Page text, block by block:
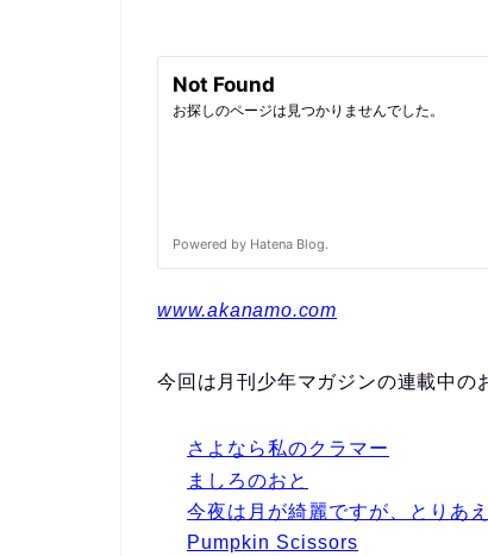
www.akanamo.com
今回は 月刊少年マガジンの連載中の
さよなら私のクラマー
ましろのおと
今夜は月が綺麗ですが、とりあ
Pumpkin Scissors